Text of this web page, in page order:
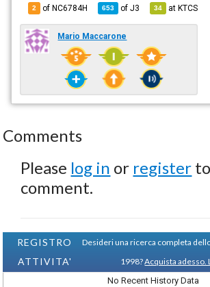
2 of NC6784H 653 ofJ3 34 atKTCS
Mario Maccarone
Comments
Please log in or register
comment.
REGISTRO
ATTIVITA'
Desideri una ricerca completa
1998?Acquista adesso.
No Recent History Data